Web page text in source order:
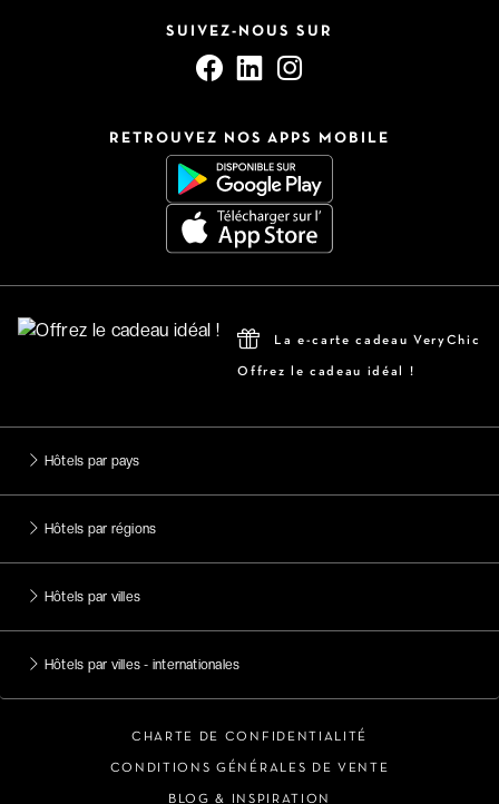
SUIVEZ-NOUS SUR
RETROUVEZ NOS APPS MOBILE
La e-carte cadeau VeryChic
Offrez le cadeau idéal !
Hôtels par pays
Hôtels par régions
Hôtels par villes
Hôtels par villes - internationales
CHARTE DE CONFIDENTIALITÉ
CONDITIONS GÉNÉRALES DE VENTE
BLOG & INSPIRATION